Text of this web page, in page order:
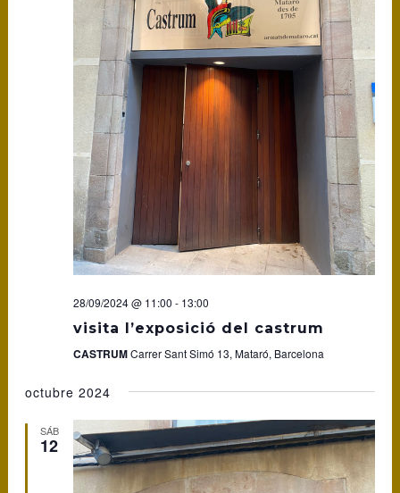
28/09/2024 @ 11:00 - 13:00
visita l’exposició del castrum
CASTRUMCarrer Sant Simó 13, Mataró, Barcelona
octubre 2024
SÁB
12